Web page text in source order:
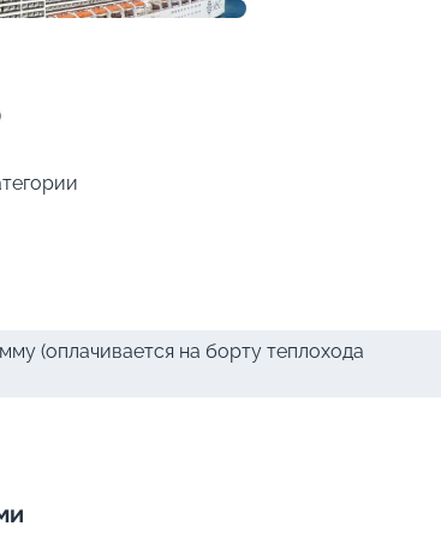
(оплачивается на борту теплохода